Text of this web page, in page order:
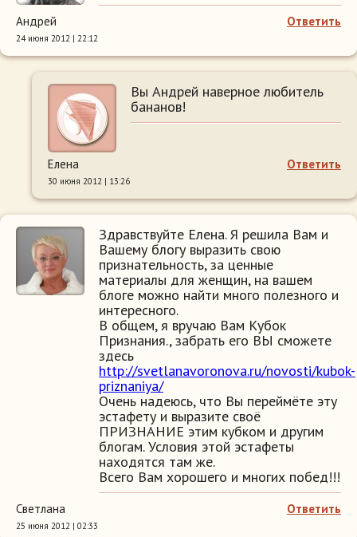
Ответить
Андрей
24 июня 2012 | 22:12
Вы Андрей наверное любитель
бананов!
Ответить
Елена
30 июня 2012 | 13:26
Здравствуйте Елена. Я решила Вам и
Вашему блогу выразить свою
признательность, за ценные
материалы для женщин, на вашем
блоге можно найти много полезного и
интересного.
В общем, я вручаю Вам Кубок
Признания., забрать его ВЫ сможете
здесь
http://svetlanavoronova.ru/novosti/kubok-
priznaniya/
Очень надеюсь, что Вы переймёте эту
эстафету и выразите своё
ПРИЗНАНИЕ этим кубком и другим
блогам. Условия этой эстафеты
находятся там же.
Всего Вам хорошего и многих побед!!!
Ответить
Cветлана
25 июня 2012 | 02:33